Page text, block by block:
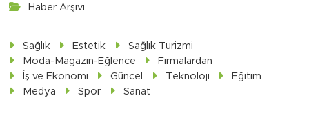
Haber Arşivi
Sağlık Estetik
Sağlık Turizmi
Moda-Magazin-Eğlence
Firmalardan
İş ve Ekonomi
Güncel Teknoloji
Eğitim
Medya
Spor Sanat